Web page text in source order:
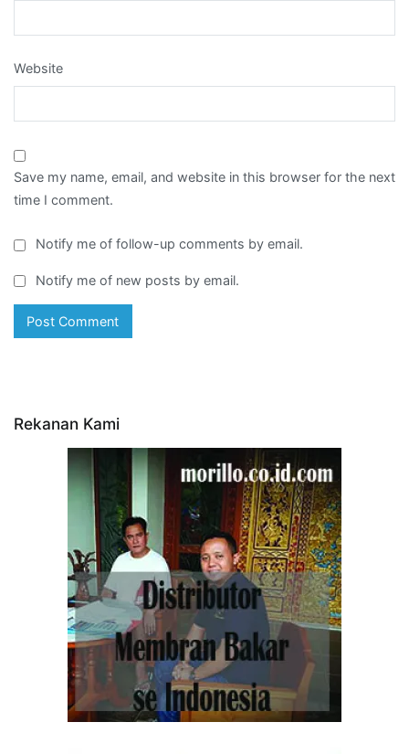
Website
Save my name, email, and website in this browser for the next
time I comment.
Notify me of follow-up comments by email.
Notify me of new posts by email.
Rekanan Kami